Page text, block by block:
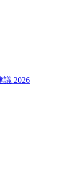
議 2026